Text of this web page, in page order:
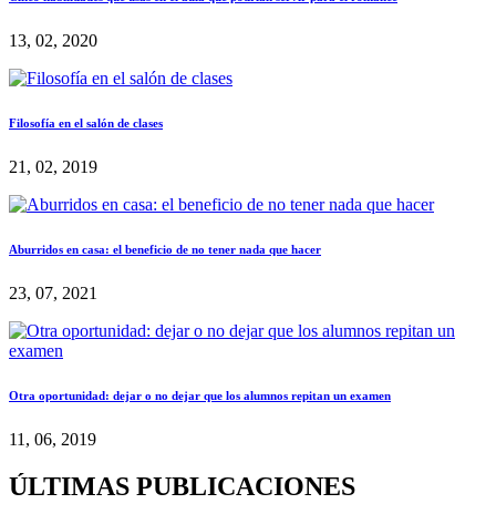
13, 02, 2020
Filosofía en el salón de clases
21, 02, 2019
Aburridos en casa: el beneficio de no tener nada que hacer
23, 07, 2021
Otra oportunidad: dejar o no dejar que los alumnos repitan un examen
11, 06, 2019
ÚLTIMAS PUBLICACIONES